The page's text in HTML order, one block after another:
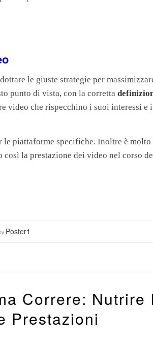
le giuste strategie per
punto di vista, con la corretta
video che rispecchino i suoi interessi e
le piattaforme specifiche. Inoltre è molto
la prestazione dei video nel corso
Poster1
Correre: Nutrire
Prestazioni